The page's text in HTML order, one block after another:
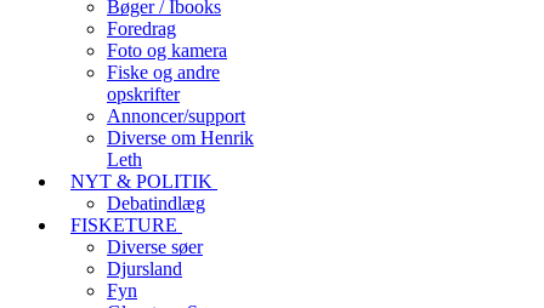
Bøger / Ibooks
Foredrag
Foto og kamera
Fiske og andre
opskrifter
Annoncer/support
Diverse om Henrik
Leth
NYT & POLITIK
Debatindlæg
FISKETURE
Diverse søer
Djursland
Fyn